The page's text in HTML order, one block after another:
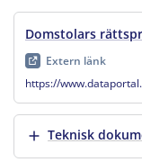
Domstolars
Extern länk
https://
Visa merTeknisk